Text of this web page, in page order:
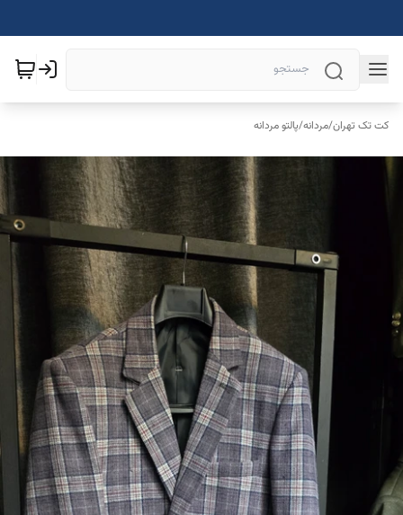
کت تک تهران/مردانه/پالتو مردانه